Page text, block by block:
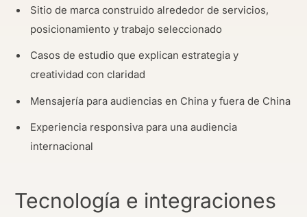
Sitio de marca construido alrededor de servicios,
posicionamiento y trabajo seleccionado
Casos de estudio que explican estrategia y
creatividad con claridad
Mensajería para audiencias en China y fuera de China
Experiencia responsiva para una audiencia
internacional
Tecnología e integraciones